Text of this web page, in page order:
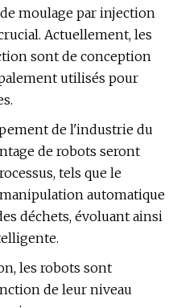
moulage par injection
Actuellement, les
sont de conception
utilisés pour
de l'industrie du
de robots seront
tels que le
automatique
déchets, évoluant ainsi
les robots sont
de leur niveau